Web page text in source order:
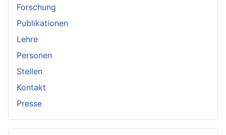
Forschung
Publikationen
Lehre
Personen
Stellen
Kontakt
Presse